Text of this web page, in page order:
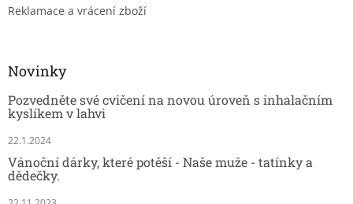
Reklamace a vrácení zboží
Novinky
Pozvedněte své cvičení na novou úroveň s inhalačním
kyslíkem v lahvi
22.1.2024
Vánoční dárky, které potěší - Naše muže - tatínky a
dědečky.